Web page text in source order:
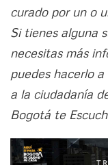
curado por un o
Si tienes alguna
necesitas más
puedes hacerlo
a la ciudadanía
Bogotá te